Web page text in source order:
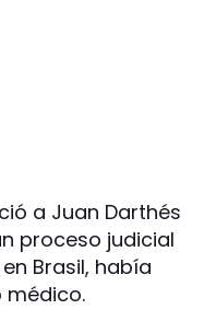
a Juan Darthés
proceso judicial
Brasil, había
médico.